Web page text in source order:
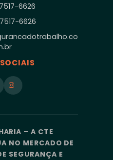
6626
6626
SOCIAIS
– A CTE
NO MERCADO DE
SEGURANÇA E